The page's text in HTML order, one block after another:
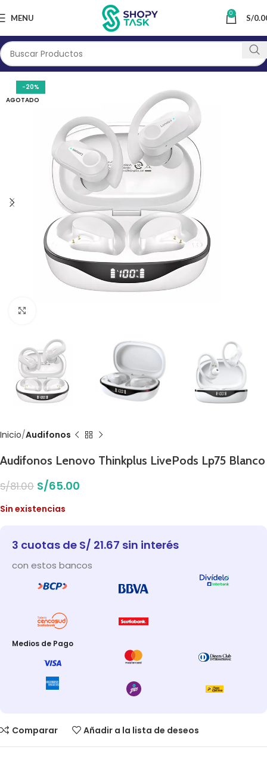
MENU 0 S/
-20%
AGOTADO
Inicio Audifonos
Audifonos Lenovo Thinkplus LivePods Lp75 Blanco
S/81.00 S/65.00
Sin existencias
3 cuotas de S/ 21.67 sin interés
con estos bancos
Medios de Pago
Comparar Añadir a la lista de deseos